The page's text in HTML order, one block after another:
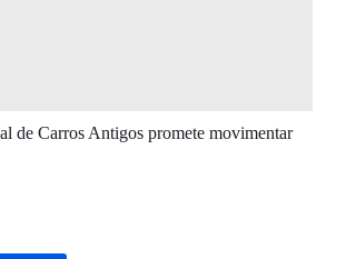
de Carros Antigos promete movimentar